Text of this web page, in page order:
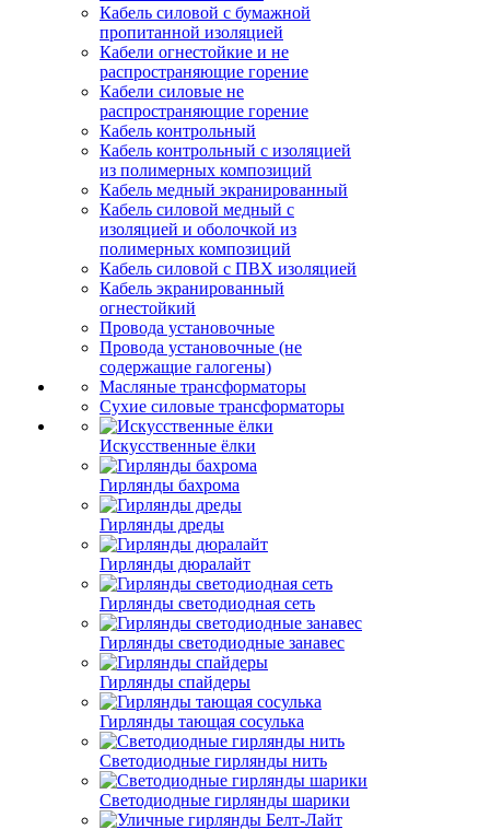
Кабель силовой с бумажной
пропитанной изоляцией
Кабели огнестойкие и не
распространяющие горение
Кабели силовые не
распространяющие горение
Кабель контрольный
Кабель контрольный с изоляцией
из полимерных композиций
Кабель медный экранированный
Кабель силовой медный с
изоляцией и оболочкой из
полимерных композиций
Кабель силовой с ПВХ изоляцией
Кабель экранированный
огнестойкий
Провода установочные
Провода установочные (не
содержащие галогены)
Масляные трансформаторы
Сухие силовые трансформаторы
Искусственные ёлки
Гирлянды бахрома
Гирлянды дреды
Гирлянды дюралайт
Гирлянды светодиодная сеть
Гирлянды светодиодные занавес
Гирлянды спайдеры
Гирлянды тающая сосулька
Светодиодные гирлянды нить
Светодиодные гирлянды шарики